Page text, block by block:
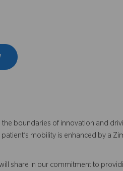
boundaries of innovation and
mobility is enhanced by a
share in our commitment to